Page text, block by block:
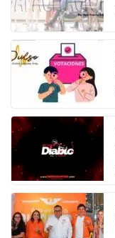
b
o
o
k